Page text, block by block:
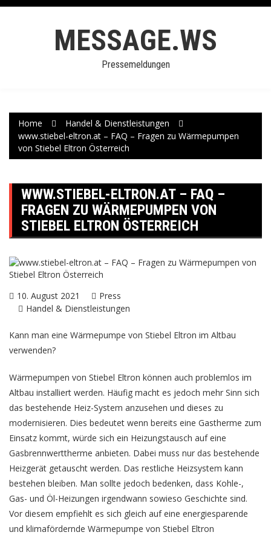
Skip
MESSAGE.WS
Pressemeldungen
Home
Handel & Dienstleistungen
www.stiebel-eltron.at – FAQ – Fragen zu Wärmepumpen
von Stiebel Eltron Österreich
WWW.STIEBEL-ELTRON.AT – FAQ –
FRAGEN ZU WÄRMEPUMPEN VON
STIEBEL ELTRON ÖSTERREICH
10. August 2021
Press
Handel & Dienstleistungen
Kann man eine Wärmepumpe von Stiebel Eltron im Altbau
verwenden?
Wärmepumpen von Stiebel Eltron können auch problemlos im
Altbau installiert werden. Häufig macht es jedoch mehr Sinn sich
das bestehende Heiz-System anzusehen und dieses zu
modernisieren. Dies bedeutet wenn bereits eine Gastherme zum
Einsatz kommt, würde sich ein Heizungstausch auf eine
Gasbrennwerttherme anbieten. Dabei muss nur das bestehende
Heizgerät getauscht werden. Das restliche Heizsystem kann
bestehen bleiben. Man sollte jedoch bedenken, dass Kohle-,
Gas- und Öl-Heizungen irgendwann sowieso Geschichte sind.
Vor diesem empfiehlt es sich gleich auf eine energiesparende
und klimafördernde Wärmepumpe von Stiebel Eltron